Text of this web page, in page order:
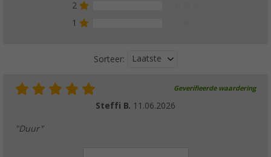
2
1
Sorteer: Laatste
Geverifieerde waardering
Steffi B. 11.06.2026
"Duur"